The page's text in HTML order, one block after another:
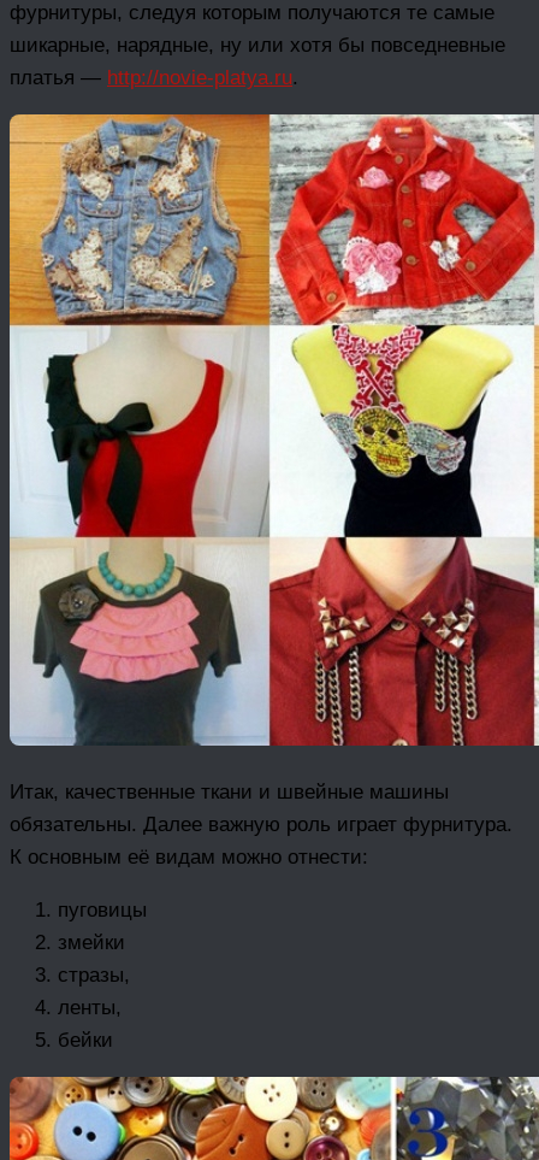
фурнитуры, следуя которым получаются те самые
шикарные, нарядные, ну или хотя бы повседневные
платья — http://novie-platya.ru.
Итак, качественные ткани и швейные машины
обязательны. Далее важную роль играет фурнитура.
К основным её видам можно отнести:
пуговицы
змейки
стразы,
ленты,
бейки